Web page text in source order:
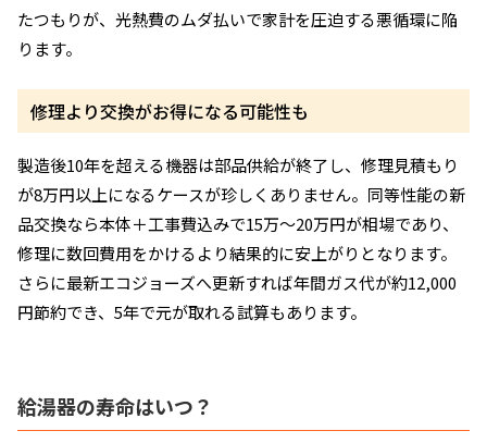
たつもりが、光熱費のムダ払いで家計を圧迫する悪循環に陥
ります。
修理より交換がお得になる可能性も
製造後10年を超える機器は部品供給が終了し、修理見積もり
が8万円以上になるケースが珍しくありません。同等性能の新
品交換なら本体＋工事費込みで15万〜20万円が相場であり、
修理に数回費用をかけるより結果的に安上がりとなります。
さらに最新エコジョーズへ更新すれば年間ガス代が約12,000
円節約でき、5年で元が取れる試算もあります。
給湯器の寿命はいつ？